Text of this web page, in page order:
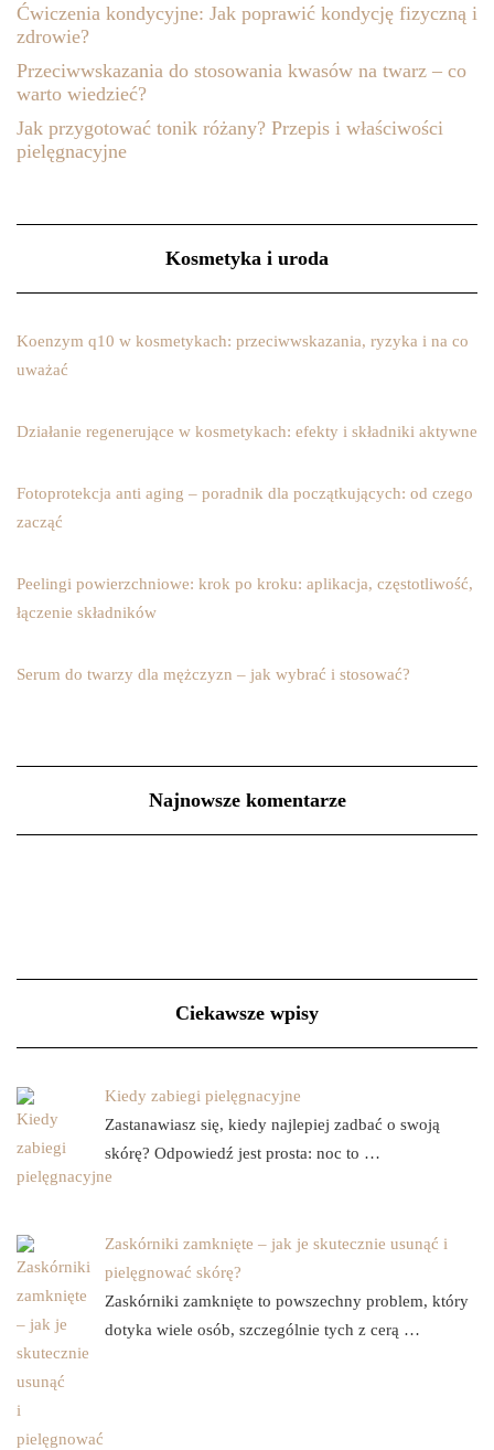
Ćwiczenia kondycyjne: Jak poprawić kondycję fizyczną i
zdrowie?
Przeciwwskazania do stosowania kwasów na twarz – co
warto wiedzieć?
Jak przygotować tonik różany? Przepis i właściwości
pielęgnacyjne
Kosmetyka i uroda
Koenzym q10 w kosmetykach: przeciwwskazania, ryzyka i na co
uważać
Działanie regenerujące w kosmetykach: efekty i składniki aktywne
Fotoprotekcja anti aging – poradnik dla początkujących: od czego
zacząć
Peelingi powierzchniowe: krok po kroku: aplikacja, częstotliwość,
łączenie składników
Serum do twarzy dla mężczyzn – jak wybrać i stosować?
Najnowsze komentarze
Ciekawsze wpisy
Kiedy zabiegi pielęgnacyjne
Zastanawiasz się, kiedy najlepiej zadbać o swoją
skórę? Odpowiedź jest prosta: noc to …
Zaskórniki zamknięte – jak je skutecznie usunąć i
pielęgnować skórę?
Zaskórniki zamknięte to powszechny problem, który
dotyka wiele osób, szczególnie tych z cerą …